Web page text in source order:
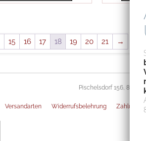
15 16 17 18 19 20 21 →
Pischelsdorf 156, 8212
Versandarten Widerrufsbelehrung